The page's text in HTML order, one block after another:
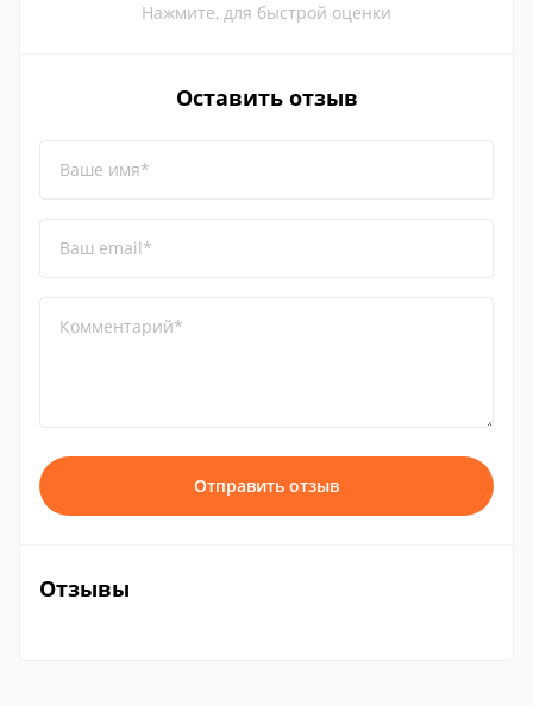
Нажмите, для быстрой оценки
Оставить отзыв
Ваше имя*
Ваш email*
Комментарий*
Отправить отзыв
Отзывы